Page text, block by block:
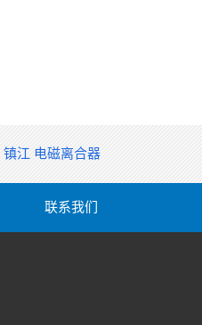
镇江 电磁离合器
联系我们